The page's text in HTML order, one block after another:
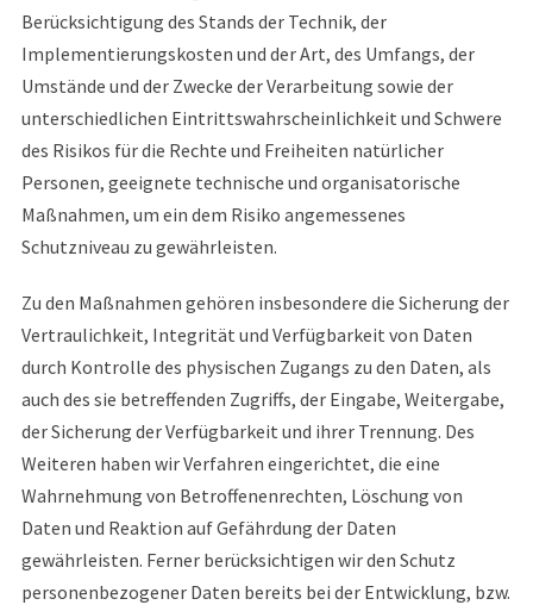
Berücksichtigung des Stands der Technik, der
Implementierungskosten und der Art, des Umfangs, der
Umstände und der Zwecke der Verarbeitung sowie der
unterschiedlichen Eintrittswahrscheinlichkeit und Schwere
des Risikos für die Rechte und Freiheiten natürlicher
Personen, geeignete technische und organisatorische
Maßnahmen, um ein dem Risiko angemessenes
Schutzniveau zu gewährleisten.
Zu den Maßnahmen gehören insbesondere die Sicherung der
Vertraulichkeit, Integrität und Verfügbarkeit von Daten
durch Kontrolle des physischen Zugangs zu den Daten, als
auch des sie betreffenden Zugriffs, der Eingabe, Weitergabe,
der Sicherung der Verfügbarkeit und ihrer Trennung. Des
Weiteren haben wir Verfahren eingerichtet, die eine
Wahrnehmung von Betroffenenrechten, Löschung von
Daten und Reaktion auf Gefährdung der Daten
gewährleisten. Ferner berücksichtigen wir den Schutz
personenbezogener Daten bereits bei der Entwicklung, bzw.